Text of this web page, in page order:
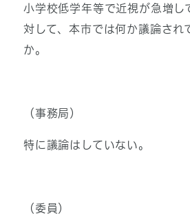
小学校低学年等で近視が急増し
対して、本市では何か議論され
か。
（事務局）
特に議論はしていない。
（委員）